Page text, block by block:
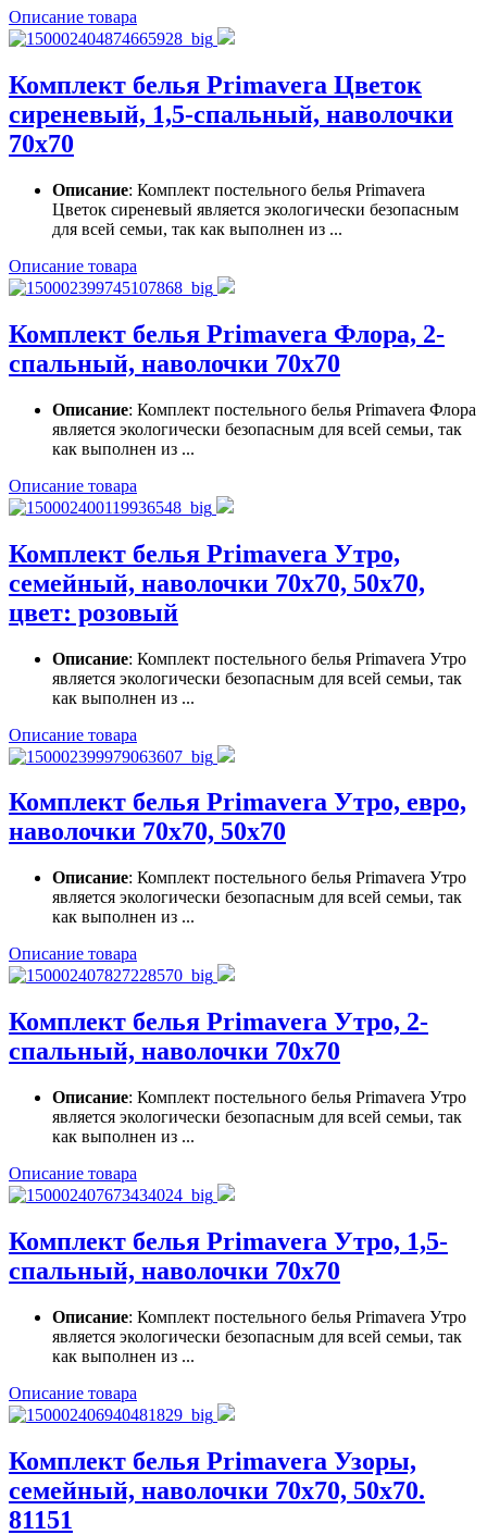
Описание товара
Комплект белья Primavera Цветок
сиреневый, 1,5-спальный, наволочки
70x70
Описание: Комплект постельного белья Primavera
Цветок сиреневый является экологически безопасным
для всей семьи, так как выполнен из ...
Описание товара
Комплект белья Primavera Флора, 2-
спальный, наволочки 70x70
Описание: Комплект постельного белья Primavera Флора
является экологически безопасным для всей семьи, так
как выполнен из ...
Описание товара
Комплект белья Primavera Утро,
семейный, наволочки 70x70, 50x70,
цвет: розовый
Описание: Комплект постельного белья Primavera Утро
является экологически безопасным для всей семьи, так
как выполнен из ...
Описание товара
Комплект белья Primavera Утро, евро,
наволочки 70x70, 50x70
Описание: Комплект постельного белья Primavera Утро
является экологически безопасным для всей семьи, так
как выполнен из ...
Описание товара
Комплект белья Primavera Утро, 2-
спальный, наволочки 70x70
Описание: Комплект постельного белья Primavera Утро
является экологически безопасным для всей семьи, так
как выполнен из ...
Описание товара
Комплект белья Primavera Утро, 1,5-
спальный, наволочки 70x70
Описание: Комплект постельного белья Primavera Утро
является экологически безопасным для всей семьи, так
как выполнен из ...
Описание товара
Комплект белья Primavera Узоры,
семейный, наволочки 70x70, 50x70.
81151